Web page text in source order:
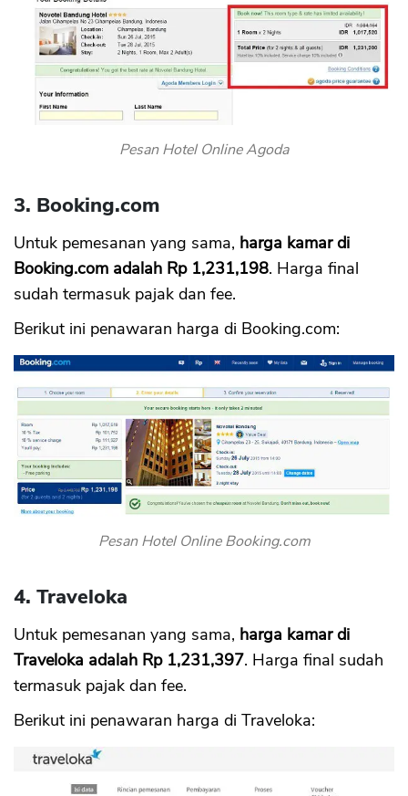
Pesan Hotel Online Agoda
3. Booking.com
Untuk pemesanan yang sama, harga kamar di
Booking.com adalah Rp 1,231,198. Harga final
sudah termasuk pajak dan fee.
Berikut ini penawaran harga di Booking.com:
Pesan Hotel Online Booking.com
4. Traveloka
Untuk pemesanan yang sama, harga kamar di
Traveloka adalah Rp 1,231,397. Harga final sudah
termasuk pajak dan fee.
Berikut ini penawaran harga di Traveloka: